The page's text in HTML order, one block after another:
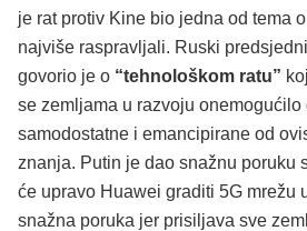
je rat protiv Kine bio jedna od tema
najviše raspravljali. Ruski
govorio je o “tehnološkom ratu”
se zemljama u razvoju onemogućilo
samodostatne i emancipirane od
znanja. Putin je dao snažnu poruku
će upravo Huawei graditi 5G mrežu
snažna poruka jer prisiljava sve